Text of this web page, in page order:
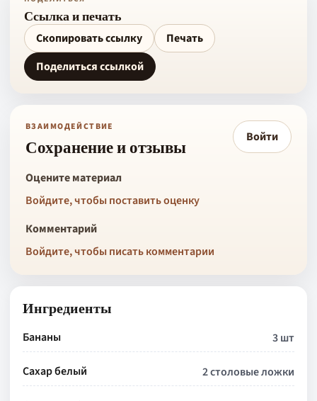
Ссылка и печать
Скопировать ссылку
Печать
Поделиться ссылкой
ВЗАИМОДЕЙСТВИЕ
Сохранение и отзывы Войти
Оцените материал
Войдите, чтобы поставить оценку
Комментарий
Войдите, чтобы писать комментарии
Ингредиенты
Бананы 3 шт
Сахар белый 2 столовые ложки